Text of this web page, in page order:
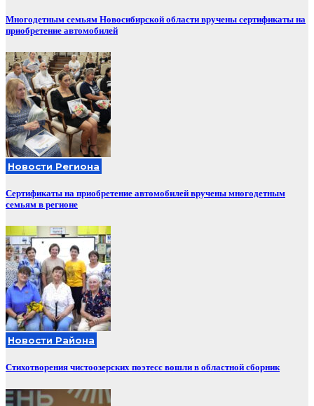
Многодетным семьям Новосибирской области вручены сертификаты на
приобретение автомобилей
Новости Региона
Сертификаты на приобретение автомобилей вручены многодетным
семьям в регионе
Новости Района
Стихотворения чистоозерских поэтесс вошли в областной сборник